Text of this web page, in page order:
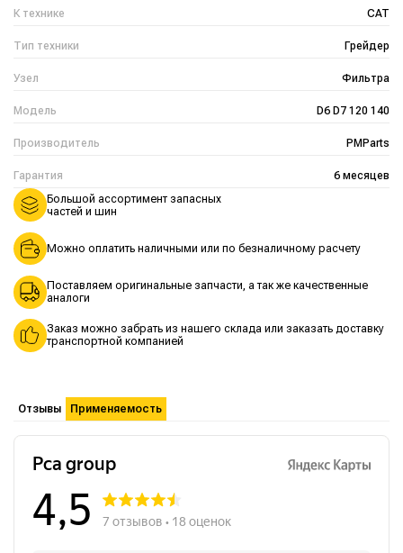
К технике CAT
Тип техники Грейдер
Узел Фильтра
Модель D6 D7 120 140
Производитель PMParts
Гарантия 6 месяцев
Большой ассортимент запасных
частей и шин
Можно оплатить наличными или по безналичному расчету
Поставляем оригинальные запчасти, а так же качественные
аналоги
Заказ можно забрать из нашего склада или заказать доставку
транспортной компанией
Отзывы Применяемость